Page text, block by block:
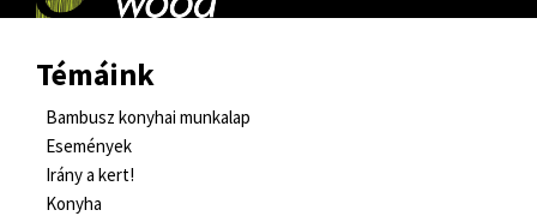
Témáink
Bambusz konyhai munkalap
Események
Irány a kert!
Konyha